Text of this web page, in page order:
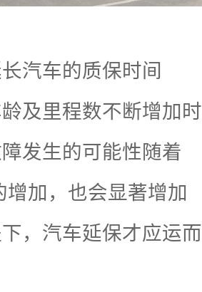
汽车的质保时间
及里程数不断增加时
发生的可能性随着
增加，也会显著增加
，汽车延保才应运